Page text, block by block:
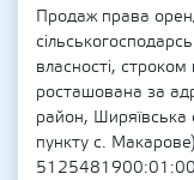
Продаж права
власності,
росташована за
район,
пункту с.